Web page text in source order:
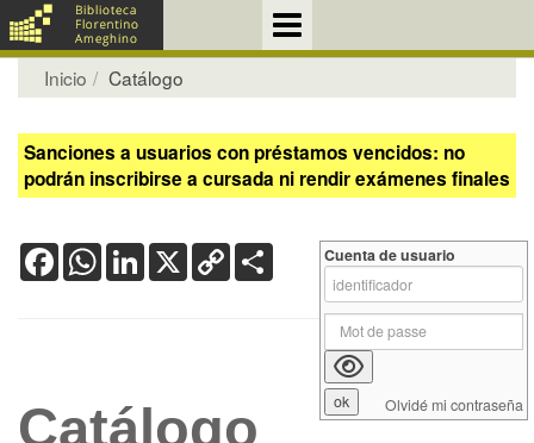
Inicio Catálogo
Sanciones a usuarios con préstamos vencidos: no
podrán inscribirse a cursada ni rendir exámenes finales
FacebookWhatsApp
LinkedIn
X Copy
Link
Catálogo
Cuenta de usuario
Olvidé mi contraseña